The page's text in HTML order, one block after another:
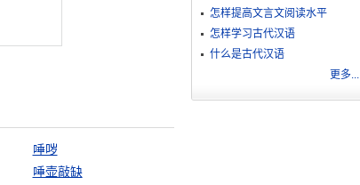
唾哕
唾壶敲缺
怎样提高文言文阅读水平
怎样学习古代汉语
什么是古代汉语
更多...